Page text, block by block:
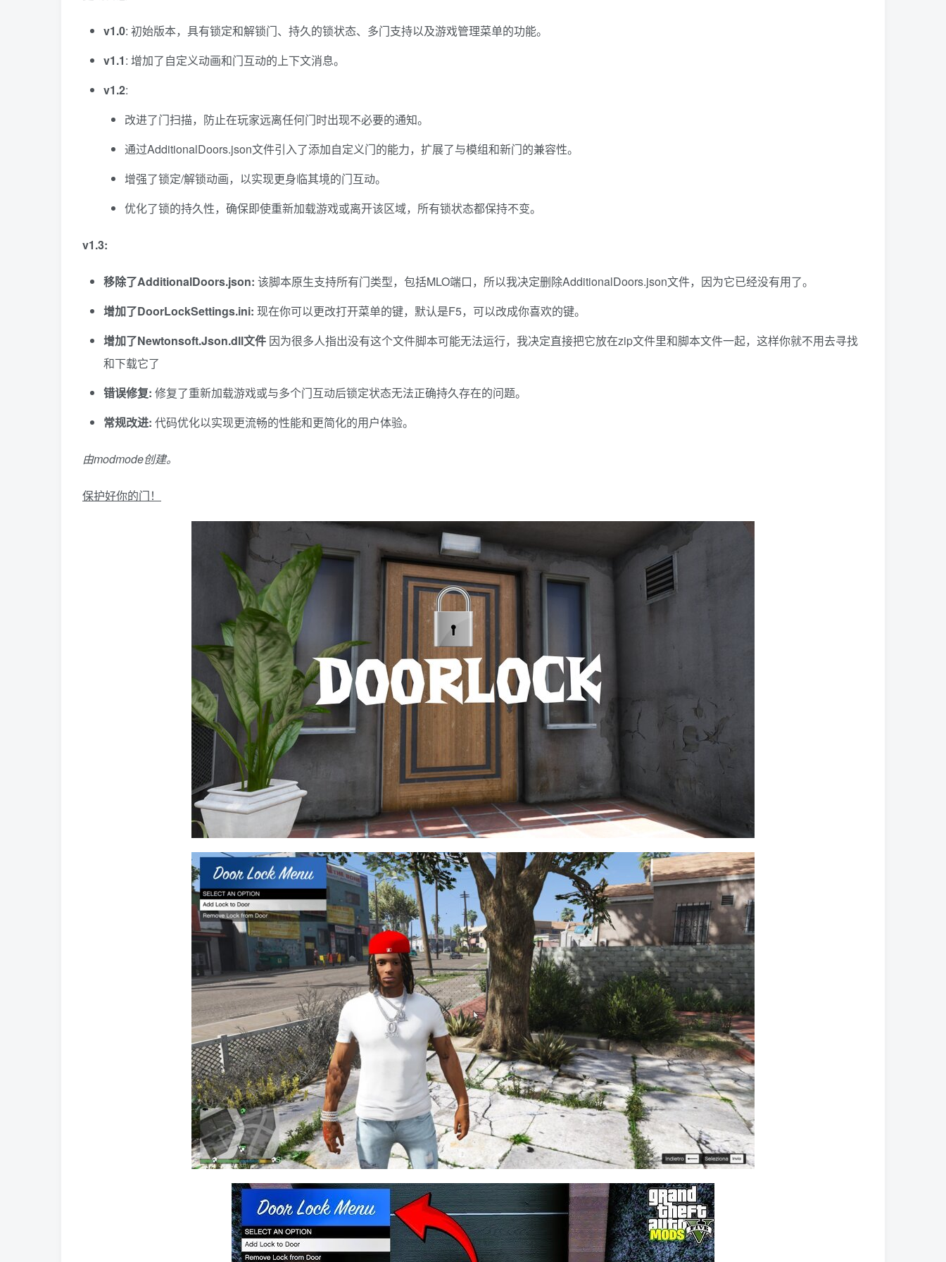
v1.0: 初始版本，具有锁定和解锁门、持久的锁状态、多门支持以及游戏管理菜单的功能。
v1.1: 增加了自定义动画和门互动的上下文消息。
v1.2:
改进了门扫描，防止在玩家远离任何门时出现不必要的通知。
通过AdditionalDoors.json文件引入了添加自定义门的能力，扩展了与模组和新门的兼容性。
增强了锁定/解锁动画，以实现更身临其境的门互动。
优化了锁的持久性，确保即使重新加载游戏或离开该区域，所有锁状态都保持不变。
v1.3:
移除了AdditionalDoors.json: 该脚本原生支持所有门类型，包括MLO端口，所以我决定删除AdditionalDoors.json文件，因为它已经没有用了。
增加了DoorLockSettings.ini: 现在你可以更改打开菜单的键，默认是F5，可以改成你喜欢的键。
增加了Newtonsoft.Json.dll文件 因为很多人指出没有这个文件脚本可能无法运行，我决定直接把它放在zip文件里和脚本文件一起，这样你就不用去寻找
和下载它了
错误修复: 修复了重新加载游戏或与多个门互动后锁定状态无法正确持久存在的问题。
常规改进: 代码优化以实现更流畅的性能和更简化的用户体验。
由modmode创建。
保护好你的门！